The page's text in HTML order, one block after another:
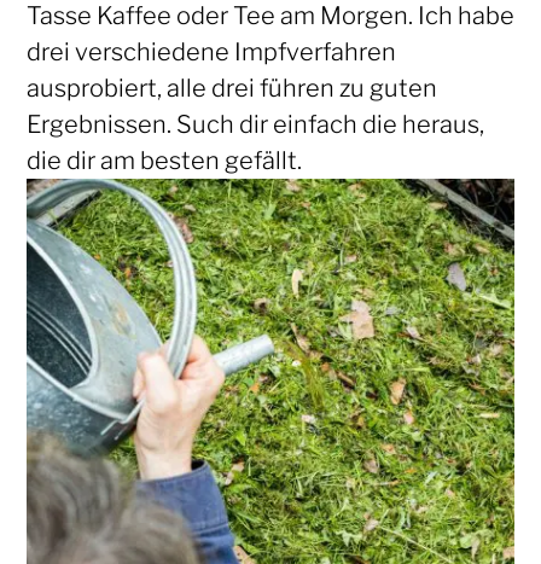
Tasse Kaffee oder Tee am Morgen. Ich habe
drei verschiedene Impfverfahren
ausprobiert, alle drei führen zu guten
Ergebnissen. Such dir einfach die heraus,
die dir am besten gefällt.